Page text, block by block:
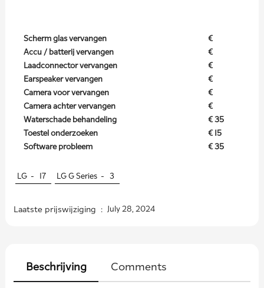
Scherm glas vervangen
€
Accu / batterij vervangen
€
Laadconnector vervangen
€
Earspeaker vervangen
€
Camera voor vervangen
€
Camera achter vervangen
€
Waterschade behandeling
€ 35
Toestel onderzoeken
€ 15
Software probleem
€ 35
LG - 17 LG G Series - 3
Laatste prijswijziging : July 28, 2024
Beschrijving Comments